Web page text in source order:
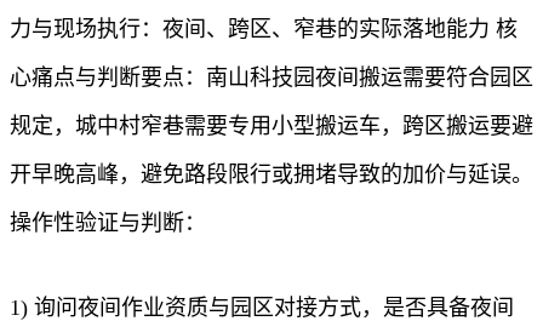
力与现场执行：夜间、跨区、窄巷的实际落地能力 核
心痛点与判断要点：南山科技园夜间搬运需要符合园区
规定，城中村窄巷需要专用小型搬运车，跨区搬运要避
开早晚高峰，避免路段限行或拥堵导致的加价与延误。
操作性验证与判断：
1) 询问夜间作业资质与园区对接方式，是否具备夜间